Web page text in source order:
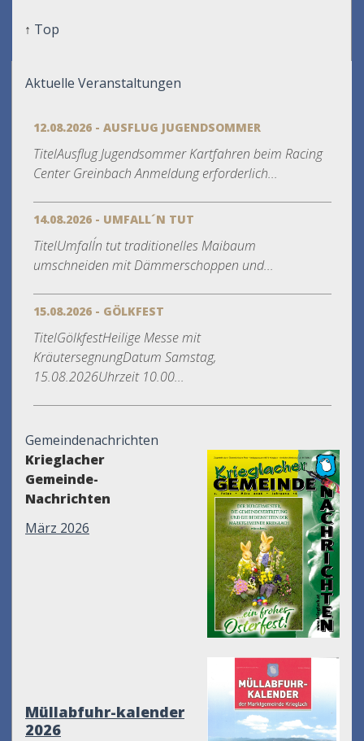
↑ Top
Aktuelle Veranstaltungen
12.08.2026 - AUSFLUG JUGENDSOMMER
TitelAusflug Jugendsommer Kartfahren beim Racing
Center Greinbach Anmeldung erforderlich...
14.08.2026 - UMFALL´N TUT
TitelUmfall´n tut traditionelles Maibaum
umschneiden mit Dämmerschoppen und...
15.08.2026 - GÖLKFEST
TitelGölkfestHeilige Messe mit
KräutersegnungDatum Samstag,
15.08.2026Uhrzeit 10.00...
Gemeindenachrichten
Krieglacher
Gemeinde-
Nachrichten
März 2026
Müllabfuhr-kalender
2026